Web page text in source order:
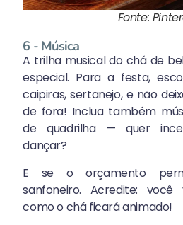
Fonte:
6 - Música
A trilha musical do chá de
especial. Para a festa,
caipiras, sertanejo, e não
de fora! Inclua também
de quadrilha — quer
dançar?
E se o orçamento
sanfoneiro. Acredite:
como o chá ficará animado!